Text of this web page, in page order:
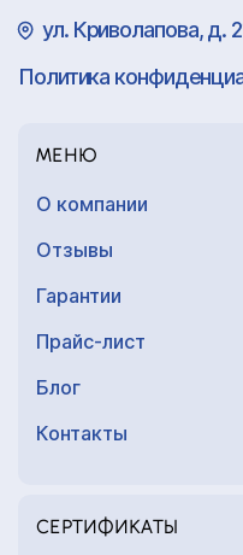
ул. Криволапова, д.
Политика
МЕНЮ
О компании
Отзывы
Гарантии
Прайс-лист
Блог
Контакты
СЕРТИФИКАТЫ